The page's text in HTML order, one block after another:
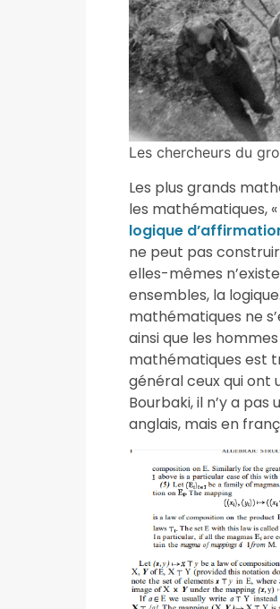
Les chercheurs du
Les plus grands
les mathématiques, «
logique
ne peut pas
elles-mêmes
ensembles, la
mathématiques ne
ainsi que les
mathématiques est
général ceux qui ont
Bourbaki, il n’y a pas
anglais, mais en